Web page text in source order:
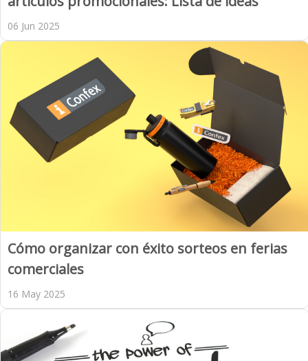
06 Jun 2025
Cómo organizar con éxito sorteos en ferias
comerciales
16 May 2025